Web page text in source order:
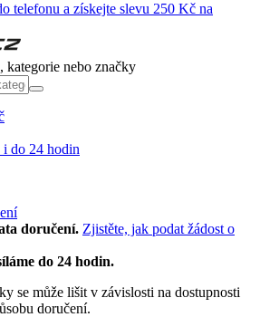
telefonu a získejte slevu 250 Kč na
kategorie nebo značky
do 24 hodin
doručení. Zjistěte, jak podat žádost o
do 24 hodin.
se může lišit v závislosti na dostupnosti
doručení.